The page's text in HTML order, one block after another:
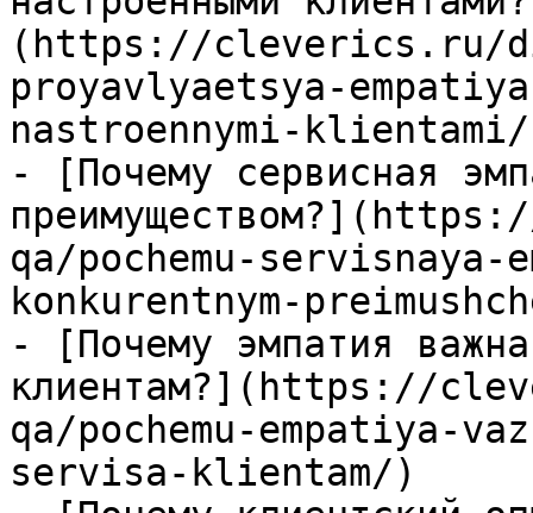
(https://cleverics.ru/
proyavlyaetsya-
nastroennymi-
- [Почему сервисная
qa/pochemu-
konkurentnym-
- [Почему эмпатия
клиентам?](https://
qa/pochemu-empatiya-
servisa-klientam/)